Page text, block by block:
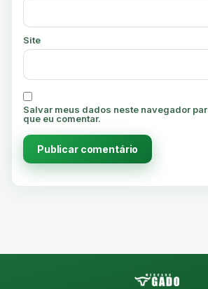
Site
Salvar meus dados neste navegador
que eu comentar.